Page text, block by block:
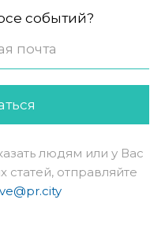
событий?
людям или у Вас
статей, отправляйте
ve@pr.city